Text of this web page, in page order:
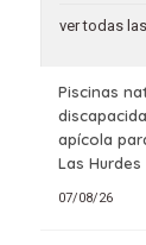
ver todas las
Piscinas
apícola
Las Hurdes
07/08/26